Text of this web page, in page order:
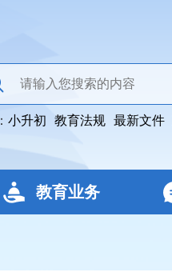
小升初 教育法规 最新文件
教育业务